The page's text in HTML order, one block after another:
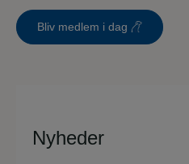
Bliv medlem i dag
Nyheder